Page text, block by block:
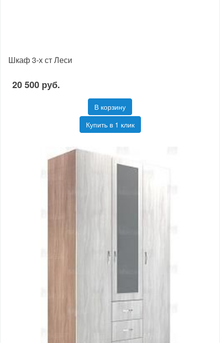
Шкаф 3-х ст Леси
20 500 руб.
В корзину
Купить в 1 клик